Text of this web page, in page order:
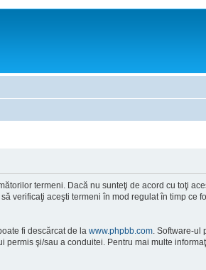
termeni. Dacă nu sunteţi de acord cu toţi
aceşti termeni în mod regulat în timp ce
fi descărcat de la www.phpbb.com . Software-
şi/sau a conduitei. Pentru mai multe